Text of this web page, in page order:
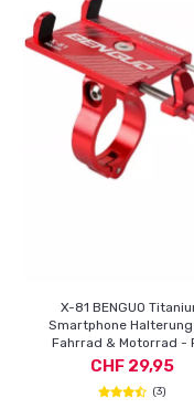
X-81 BENGUO
Smartphone
Fahrrad & Motorrad -
CHF 29,95
(3)